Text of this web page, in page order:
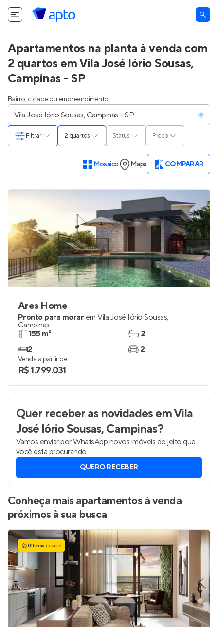
Apartamentos na planta à venda com
2 quartos em Vila José Iório Sousas,
Campinas - SP
Bairro, cidade ou empreendimento
2 quartos Status Preço
Filtrar
Mosaico Mapa COMPARAR
Ares Home
Pronto para morar em Vila José Iório Sousas,
Campinas
155 m²
2
2
2
Venda a partir de
R$ 1.799.031
Quer receber as novidadesem Vila
José Iório Sousas, Campinas?
Vamos enviar por WhatsApp novos imóveis do jeito que
você está procurando.
QUERO RECEBER
Conheça mais apartamentos à venda
próximos à sua busca
Últimasunidades